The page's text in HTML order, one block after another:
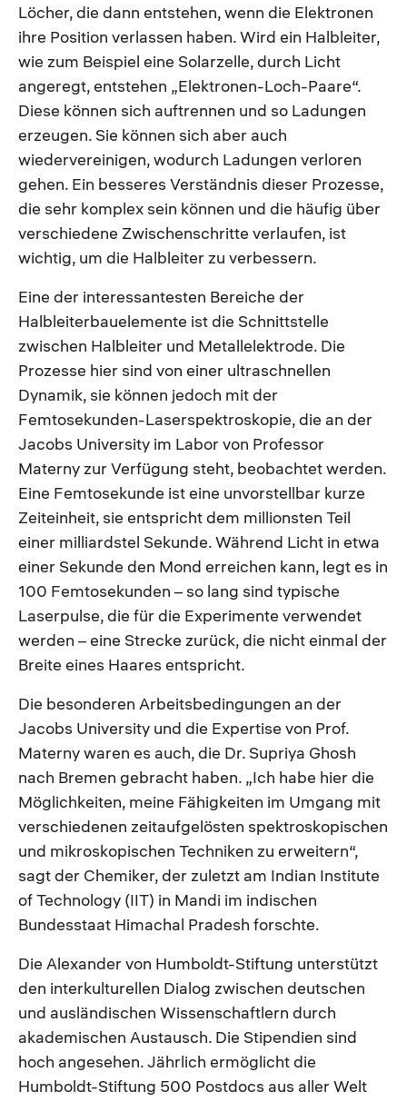
Löcher, die dann entstehen, wenn die Elektronen
ihre Position verlassen haben. Wird ein Halbleiter,
wie zum Beispiel eine Solarzelle, durch Licht
angeregt, entstehen „Elektronen-Loch-Paare“.
Diese können sich auftrennen und so Ladungen
erzeugen. Sie können sich aber auch
wiedervereinigen, wodurch Ladungen verloren
gehen. Ein besseres Verständnis dieser Prozesse,
die sehr komplex sein können und die häufig über
verschiedene Zwischenschritte verlaufen, ist
wichtig, um die Halbleiter zu verbessern.
Eine der interessantesten Bereiche der
Halbleiterbauelemente ist die Schnittstelle
zwischen Halbleiter und Metallelektrode. Die
Prozesse hier sind von einer ultraschnellen
Dynamik, sie können jedoch mit der
Femtosekunden-Laserspektroskopie, die an der
Jacobs University im Labor von Professor
Materny zur Verfügung steht, beobachtet werden.
Eine Femtosekunde ist eine unvorstellbar kurze
Zeiteinheit, sie entspricht dem millionsten Teil
einer milliardstel Sekunde. Während Licht in etwa
einer Sekunde den Mond erreichen kann, legt es in
100 Femtosekunden – so lang sind typische
Laserpulse, die für die Experimente verwendet
werden – eine Strecke zurück, die nicht einmal der
Breite eines Haares entspricht.
Die besonderen Arbeitsbedingungen an der
Jacobs University und die Expertise von Prof.
Materny waren es auch, die Dr. Supriya Ghosh
nach Bremen gebracht haben. „Ich habe hier die
Möglichkeiten, meine Fähigkeiten im Umgang mit
verschiedenen zeitaufgelösten spektroskopischen
und mikroskopischen Techniken zu erweitern“,
sagt der Chemiker, der zuletzt am Indian Institute
of Technology (IIT) in Mandi im indischen
Bundesstaat Himachal Pradesh forschte.
Die Alexander von Humboldt-Stiftung unterstützt
den interkulturellen Dialog zwischen deutschen
und ausländischen Wissenschaftlern durch
akademischen Austausch. Die Stipendien sind
hoch angesehen. Jährlich ermöglicht die
Humboldt-Stiftung 500 Postdocs aus aller Welt